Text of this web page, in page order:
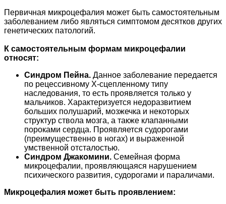
Первичная микроцефалия может быть самостоятельным
заболеванием либо являться симптомом десятков других
генетических патологий.
К самостоятельным формам микроцефалии
относят:
Синдром Пейна. Данное заболевание передается
по рецессивному Х-сцепленному типу
наследования, то есть проявляется только у
мальчиков. Характеризуется недоразвитием
больших полушарий, мозжечка и некоторых
структур ствола мозга, а также клапанными
пороками сердца. Проявляется судорогами
(преимущественно в ногах) и выраженной
умственной отсталостью.
Синдром Джакомини. Семейная форма
микроцефалии, проявляющаяся нарушением
психического развития, судорогами и параличами.
Микроцефалия может быть проявлением: